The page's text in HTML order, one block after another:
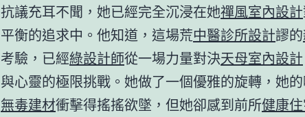
抗議充耳不聞，她已經完全沉浸在她禪風室內設計
平衡的追求中。他知道，這場荒中醫診所設計謬的
考驗，已經綠設計師從一場力量對決天母室內設計
與心靈的極限挑戰。她做了一個優雅的旋轉，她
無毒建材衝擊得搖搖欲墜，但她卻感到前所健康